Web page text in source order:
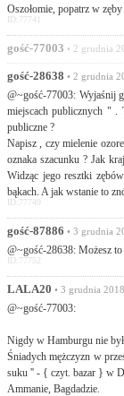
Oszołomie, popatrz w
ID:77741
gość-77003 • 2 grudnia
gość-28638 • 2 grudnia
@~gość-77003: Wyjaśnij
miejscach publicznych " .
publiczne ?
Napisz , czy mielenie
oznaka szacunku ? Jak
Widząc jego resztki
bąkach. A jak wstanie to
ID:77749
gość-87886 • 3 grudnia
@~gość-28638: Możesz to
ID:77752
LALA20 • 3 grudnia
@~gość-77003:
Nigdy w Hamburgu nie
Śniadych mężczyzn w
suku '' - { czyt. bazar } w
Ammanie, Bagdadzie.